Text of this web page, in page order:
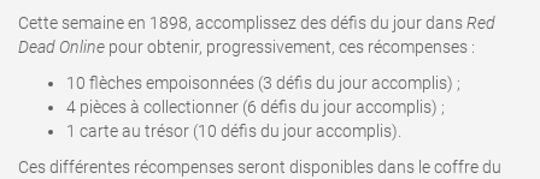
Cette semaine en 1898, accomplissez des défis du jour dansRed
Dead Online pour obtenir, progressivement, ces récompenses :
10 flèches empoisonnées (3 défis du jour accomplis) ;
4 pièces à collectionner (6 défis du jour accomplis) ;
1 carte au trésor (10 défis du jour accomplis).
Ces différentes récompenses seront disponibles dans le coffre du